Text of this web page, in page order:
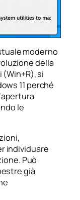
moderno
della
si
11 perché
le
individuare
Può
già